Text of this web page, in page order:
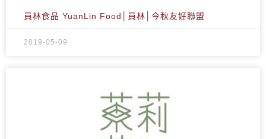
員林食品 YuanLin Food│員林│今秋友好聯盟
2019-05-09